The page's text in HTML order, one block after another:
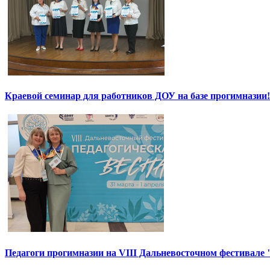
Краевой семинар для работников ДОУ на базе прогимназии!
Педагоги прогимназии на VIII Дальневосточном фестивале